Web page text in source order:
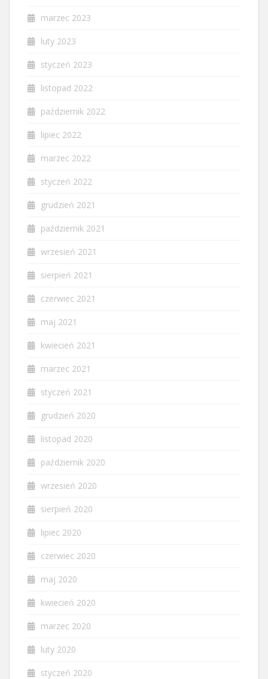
marzec 2023
luty 2023
styczeń 2023
listopad 2022
październik 2022
lipiec 2022
marzec 2022
styczeń 2022
grudzień 2021
październik 2021
wrzesień 2021
sierpień 2021
czerwiec 2021
maj 2021
kwiecień 2021
marzec 2021
styczeń 2021
grudzień 2020
listopad 2020
październik 2020
wrzesień 2020
sierpień 2020
lipiec 2020
czerwiec 2020
maj 2020
kwiecień 2020
marzec 2020
luty 2020
styczeń 2020